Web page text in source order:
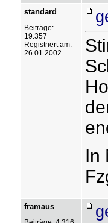
standard
Beiträge:
19.357
Registriert am:
26.01.2002
In
framaus